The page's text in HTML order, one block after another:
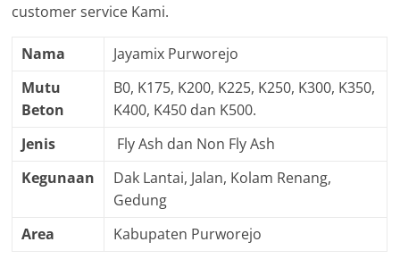
customer service Kami.
Nama
Jayamix Purworejo
Mutu
Beton
B0, K175, K200, K225, K250, K300, K350,
K400, K450 dan K500.
Jenis
Fly Ash dan Non Fly Ash
Kegunaan
Dak Lantai, Jalan, Kolam Renang,
Gedung
Area
Kabupaten Purworejo